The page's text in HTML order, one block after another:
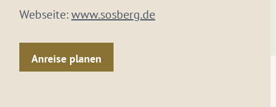
Webseite:www.sosberg.de
Anreise planen